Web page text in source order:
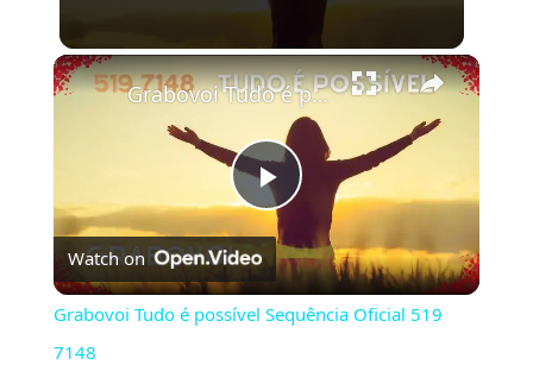
×
Play
Video
Grabovoi Tudo é possível Sequência Oficial 519 7148
Watch on
Grabovoi Tudo é possível Sequência Oficial 519
7148